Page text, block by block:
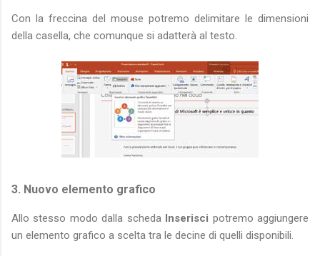
Con la freccina del mouse potremo delimitare le dimensioni
della casella, che comunque si adatterà al testo.
3. Nuovo elemento grafico
Allo stesso modo dalla scheda Inserisci potremo aggiungere
un elemento grafico a scelta tra le decine di quelli disponibili.